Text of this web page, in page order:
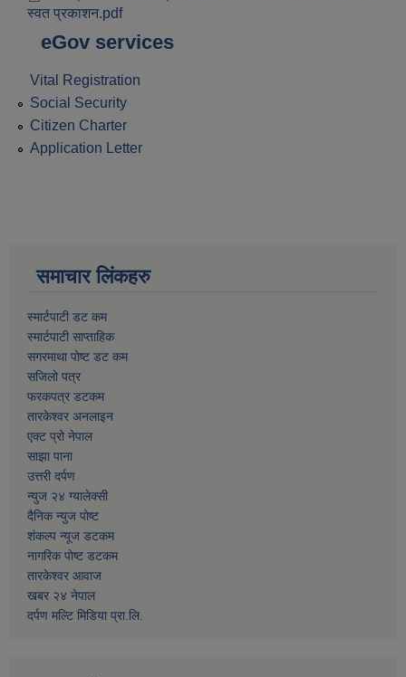
स्वत प्रकाशन.pdf
eGov services
Vital Registration
Social Security
Citizen Charter
Application Letter
समाचार लिंकहरु
स्मार्टपाटी डट कम
स्मार्टपाटी साप्ताहिक
सगरमाथा पोष्ट डट कम
सजिलो पत्र
फरकपत्र डटकम
तारकेश्वर अनलाइन
एक्ट प्रो नेपाल
साझा पाना
उत्तरी दर्पण
न्युज २४ ग्यालेक्सी
दैनिक न्युज पोष्ट
शंकल्प न्यूज डटकम
नागरिक पोष्ट डटकम
तारकेश्वर आवाज
खबर २४ नेपाल
दर्पण मल्टि मिडिया प्रा.लि.